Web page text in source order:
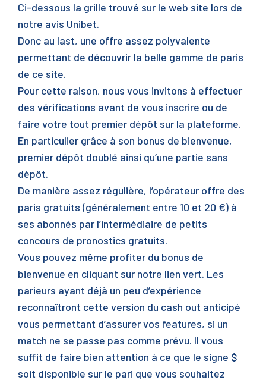
Ci-dessous la grille trouvé sur le web site lors de
notre avis Unibet.
Donc au last, une offre assez polyvalente
permettant de découvrir la belle gamme de paris
de ce site.
Pour cette raison, nous vous invitons à effectuer
des vérifications avant de vous inscrire ou de
faire votre tout premier dépôt sur la plateforme.
En particulier grâce à son bonus de bienvenue,
premier dépôt doublé ainsi qu’une partie sans
dépôt.
De manière assez régulière, l’opérateur offre des
paris gratuits (généralement entre 10 et 20 €) à
ses abonnés par l’intermédiaire de petits
concours de pronostics gratuits.
Vous pouvez même profiter du bonus de
bienvenue en cliquant sur notre lien vert. Les
parieurs ayant déjà un peu d’expérience
reconnaîtront cette version du cash out anticipé
vous permettant d’assurer vos features, si un
match ne se passe pas comme prévu. Il vous
suffit de faire bien attention à ce que le signe $
soit disponible sur le pari que vous souhaitez